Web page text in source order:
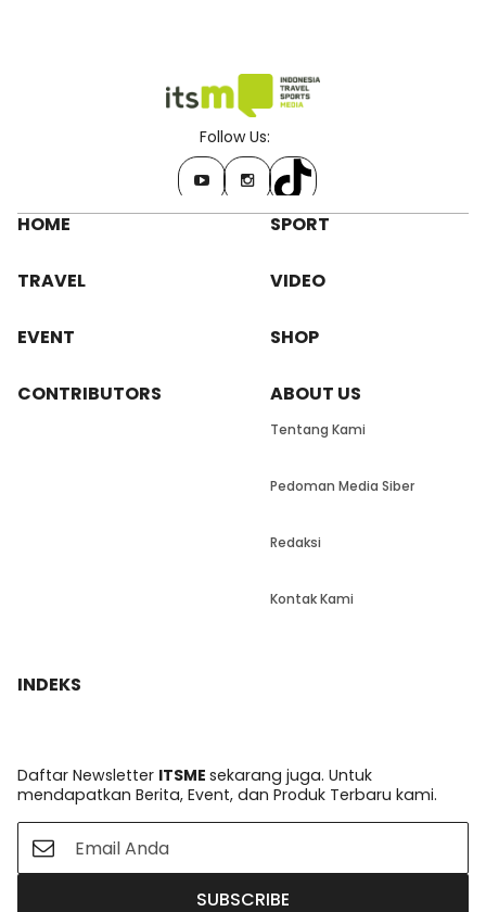
Follow Us:
HOME SPORT
TRAVEL VIDEO
EVENT SHOP
CONTRIBUTORS ABOUT US
Tentang Kami
Pedoman Media Siber
Redaksi
Kontak Kami
INDEKS
Daftar Newsletter ITSME sekarang juga. Untuk
mendapatkan Berita, Event, dan Produk Terbaru kami.
SUBSCRIBE